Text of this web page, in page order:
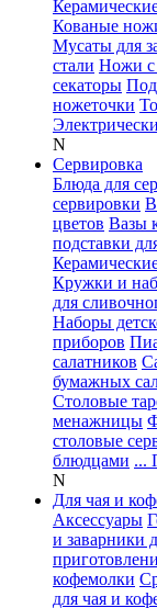
Кованые
Мусаты для
стали Ножи с
секаторы
ножеточки
N
Сервировка
Блюда для
сервировки
цветов Вазы
подставки
Кружки и
для
Наборы
приборов
салатников
бумажных
Столовые
менажницы
столовые
блюдцами ...
N
Для чая и
Аксессуары
и заварники
кофемолки
для чая и